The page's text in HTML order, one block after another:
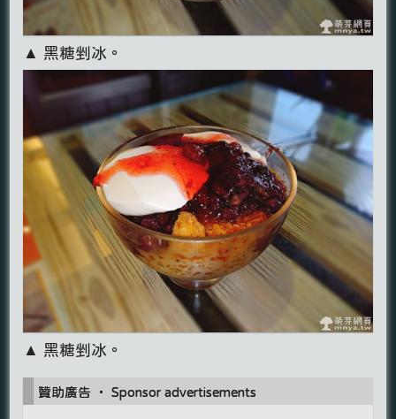
▲ 黑糖剉冰。
▲ 黑糖剉冰。
贊助廣告 ‧ Sponsor advertisements